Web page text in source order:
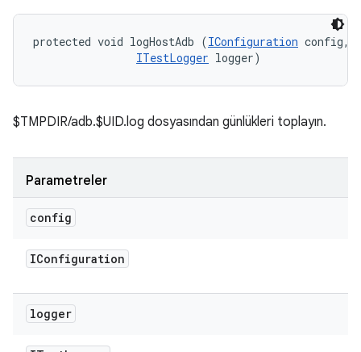
protected void logHostAdb (IConfiguration config,
ITestLogger logger)
$TMPDIR/adb.$UID.log dosyasından günlükleri toplayın.
Parametreler
config
IConfiguration
logger